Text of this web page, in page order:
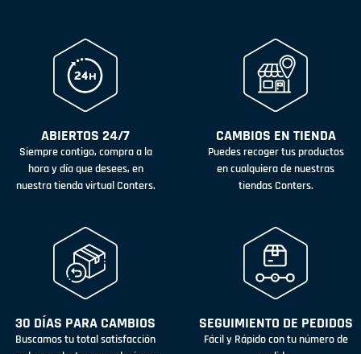
ABIERTOS 24/7
Siempre contigo, compra a la
hora y día que desees, en
nuestra tienda virtual Conters.
CAMBIOS EN TIENDA
Puedes recoger tus productos
en cualquiera de nuestras
tiendas Conters.
30 DÍAS PARA CAMBIOS
Buscamos tu total satisfacción
SEGUIMIENTO DE PEDIDOS
Fácil y Rápido con tu número de